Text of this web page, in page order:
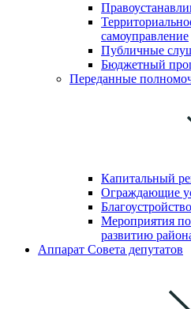
самоуправление
Публичные
Бюджетный
Переданные
Капитальный
Ограждающие
Благоустройство
Мероприятия
развитию
Аппарат Совета депутатов